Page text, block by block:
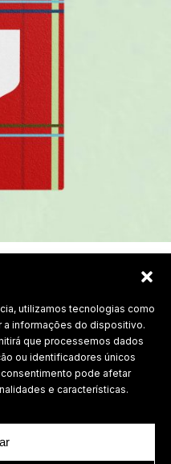
utilizamos tecnologias como
a informações do dispositivo.
que processemos dados
ou identificadores únicos
pode afetar
e características.